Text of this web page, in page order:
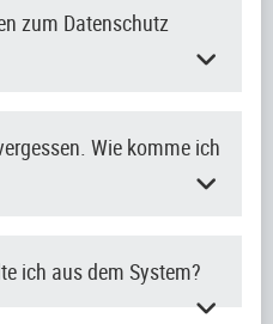
zum Datenschutz
Wie komme ich
ich aus dem System?